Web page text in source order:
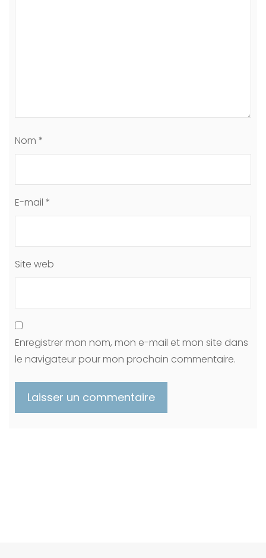
Nom *
E-mail *
Site web
Enregistrer mon nom, mon e-mail et mon site dans
le navigateur pour mon prochain commentaire.